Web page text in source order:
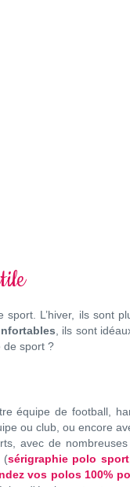
L’hiver, ils sont
, ils sont
de sport ?
équipe de football,
ou club, ou encore
avec de
(sérigraphie polo sport
vos polos 100%